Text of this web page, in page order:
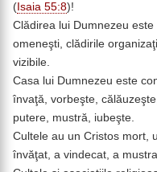
( Isaia 55:8)!
Clădirea lui Dumnezeu
omeneşti, clădirile
vizibile.
Casa lui Dumnezeu este
învaţă, vorbeşte,
putere, mustră, iubeşte.
Cultele au un Cristos mort,
învăţat, a vindecat, a